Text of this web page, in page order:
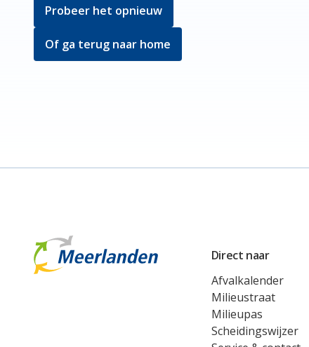
Probeer het opnieuw
Of ga terug naar home
Meerlanden Logo
Direct naar
Afvalkalender
Milieustraat
Milieupas
Scheidingswijzer